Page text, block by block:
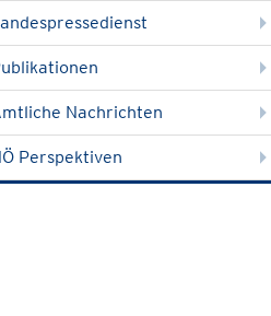
Nachrichten
Perspektiven